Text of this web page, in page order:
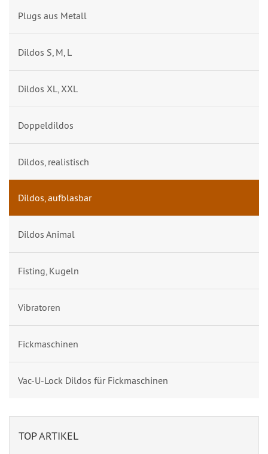
Plugs aus Metall
Dildos S, M, L
Dildos XL, XXL
Doppeldildos
Dildos, realistisch
Dildos, aufblasbar
Dildos Animal
Fisting, Kugeln
Vibratoren
Fickmaschinen
Vac-U-Lock Dildos für Fickmaschinen
TOP ARTIKEL